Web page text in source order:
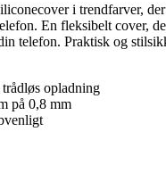
i trendfarver,
En fleksibelt cover,
telefon. Praktisk og
opladning
på 0,8 mm